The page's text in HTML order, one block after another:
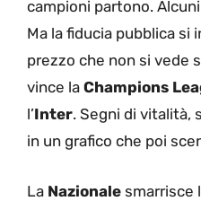
campioni partono.
Ma la fiducia pubblica si
prezzo che non si vede
vince la Champions
l’Inter. Segni di vitalità,
in un grafico che poi
La Nazionale smarrisce